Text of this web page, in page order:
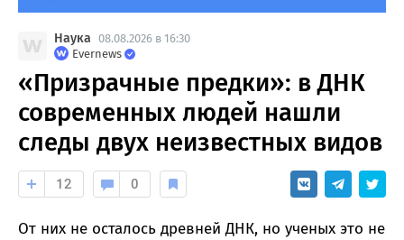
Наука 08.08.2026 в 16:30
Evernews
«Призрачные предки»: в ДНК
современных людей нашли
следы двух неизвестных видов
12 0
От них не осталось древней ДНК, но ученых это не